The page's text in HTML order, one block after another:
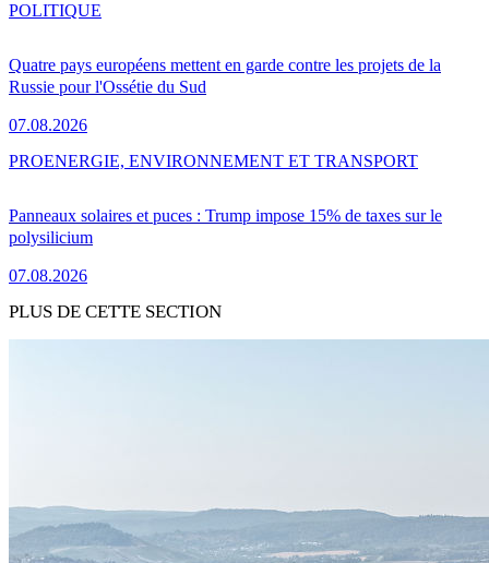
Quatre pays européens mettent en garde contre les projets de la
Russie pour l'Ossétie du Sud
07.08.2026
POLITIQUE
Panneaux solaires et puces : Trump impose 15% de taxes sur le
polysilicium
07.08.2026
PROENERGIE, ENVIRONNEMENT ET TRANSPORT
PLUS DE CETTE SECTION